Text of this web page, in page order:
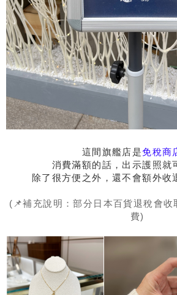
這間旗艦店是免稅商
消費滿額的話，出示護照就
除了很方便之外，還不會額外收
(📌補充說明：部分日本百貨退稅會
費)